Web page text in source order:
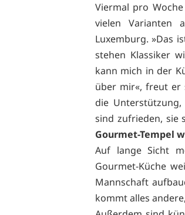
Viermal pro
vielen Varianten
Luxemburg. »Das
stehen Klassiker
kann mich in der
über mir«, freut er
die
sind zufrieden, sie
Gourmet-Tempel
Auf lange Sicht
Gourmet-Küche
Mannschaft
kommt alles